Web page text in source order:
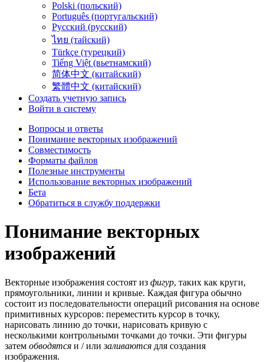
Polski (польский)
Português (португальский)
Русский (русский)
ไทย (тайский)
Türkçe (турецкий)
Tiếng Việt (вьетнамский)
简体中文 (китайский)
繁體中文 (китайский)
Создать учетную запись
Войти в систему
Вопросы и ответы
Понимание векторных изображений
Совместимость
Форматы файлов
Полезные инструменты
Использование векторных изображений
Бета
Обратиться в службу поддержки
Понимание векторных
изображений
Векторные изображения состоят из фигур, таких как круги,
прямоугольники, линии и кривые. Каждая фигура обычно
состоит из последовательности операций рисования на основе
примитивных курсоров: переместить курсор в точку,
нарисовать линию до точки, нарисовать кривую с
несколькими контрольными точками до точки. Эти фигуры
затем обводятся и / илизаливаются для создания
изображения.